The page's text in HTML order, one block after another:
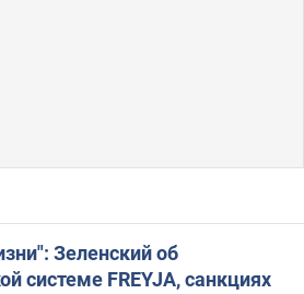
Зеленский об
системе FREYJA, санкциях